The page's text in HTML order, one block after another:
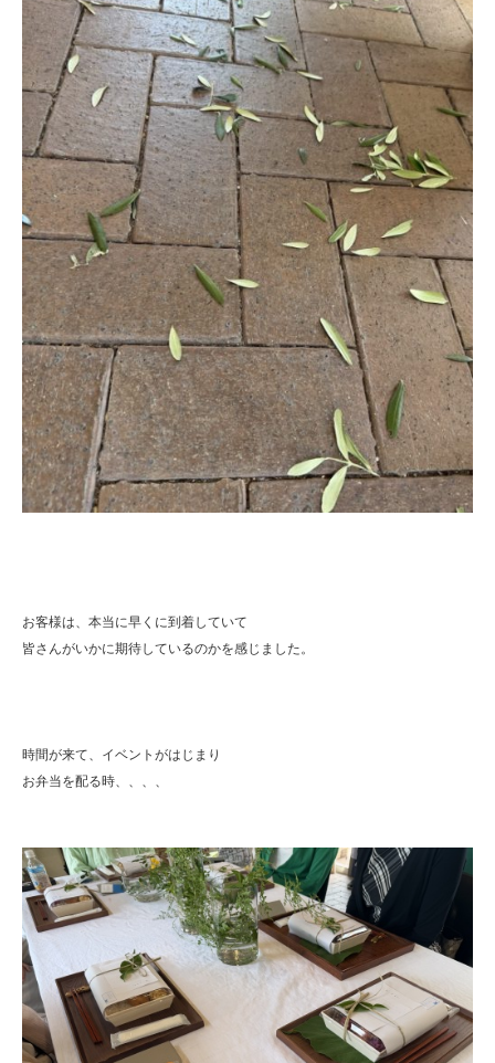
お客様は、本当に早くに到着していて
皆さんがいかに期待しているのかを感じました。
時間が来て、イベントがはじまり
お弁当を配る時、、、、